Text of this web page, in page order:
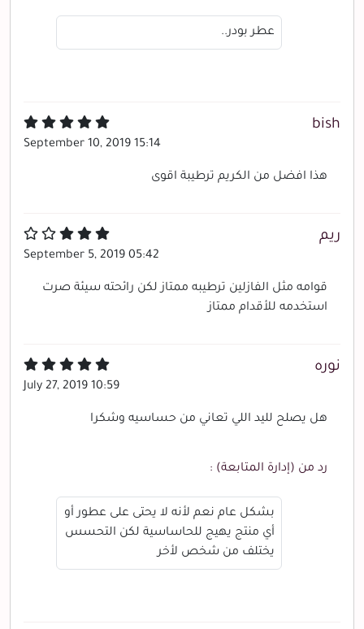
عطر بودر..
bish
September 10, 2019 15:14
هذا افضل من الكريم ترطيبة اقوى
ريم
September 5, 2019 05:42
قوامه مثل الفازلين ترطيبه ممتاز لكن رائحته سيئة صرت
استخدمه للأقدام ممتاز
نوره
July 27, 2019 10:59
هل يصلح لليد اللي تعاني من حساسيه وشكرا
رد من (إدارة المتابعة) :
بشكل عام نعم لأنه لا يحتى على عطور أو
أي منتج يهيج للحاساسية لكن التحسس
يختلف من شخص لأخر